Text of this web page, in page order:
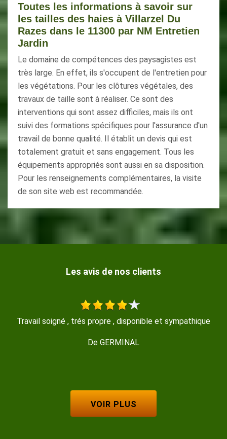
Toutes les informations à savoir sur
les tailles des haies à Villarzel Du
Razes dans le 11300 par NM Entretien
Jardin
Le domaine de compétences des paysagistes est
très large. En effet, ils s'occupent de l'entretien pour
les végétations. Pour les clôtures végétales, des
travaux de taille sont à réaliser. Ce sont des
interventions qui sont assez difficiles, mais ils ont
suivi des formations spécifiques pour l'assurance d'un
travail de bonne qualité. Il établit un devis qui est
totalement gratuit et sans engagement. Tous les
équipements appropriés sont aussi en sa disposition.
Pour les renseignements complémentaires, la visite
de son site web est recommandée.
Les avis de nos clients
sympathique
Travail très propre et soyeux rapide et
VOIR PLUS